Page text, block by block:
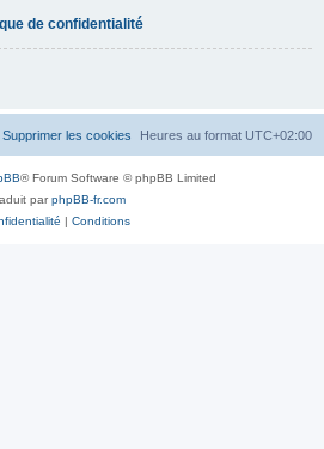
de confidentialité
Heures au format UTC+02:00
Supprimer les cookies
® Forum Software © phpBB Limited
parphpBB-fr.com
| Conditions